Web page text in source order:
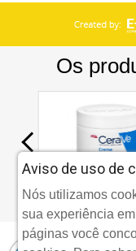
Aviso de uso de
Nós utilizamos
sua experiência
páginas você